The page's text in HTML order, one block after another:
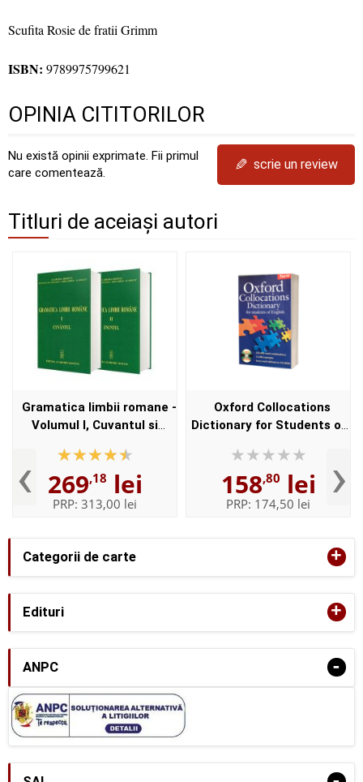
Categorii de carte +
Edituri +
ANPC -
Scufita Rosie de fratii Grimm
ISBN: 9789975799621
OPINIA CITITORILOR
Nu există opinii exprimate. Fii primul
care comentează.
✎ scrie un review
Titluri de aceiași autori
‹
Gramatica limbii romane -
Volumul I, Cuvantul si
Elaborata sub egida
Institutului de
Lingvistica,,...
269,18 lei
PRP: 313,00 lei
Oxford Collocations
Dictionary for Students of
students of English -
Format, Paperback
158,80 lei
PRP: 174,50 lei ›